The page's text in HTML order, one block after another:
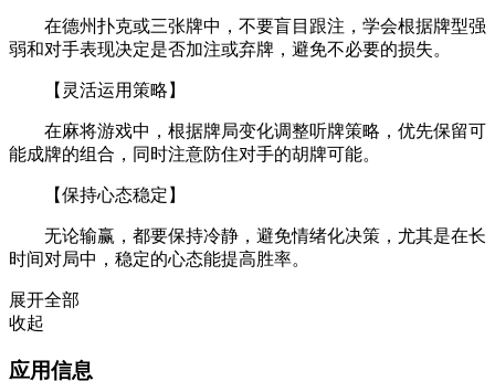
在德州扑克或三张牌中，不要盲目跟注，学会根据牌型强
弱和对手表现决定是否加注或弃牌，避免不必要的损失。
【灵活运用策略】
在麻将游戏中，根据牌局变化调整听牌策略，优先保留可
能成牌的组合，同时注意防住对手的胡牌可能。
【保持心态稳定】
无论输赢，都要保持冷静，避免情绪化决策，尤其是在长
时间对局中，稳定的心态能提高胜率。
展开全部
收起
应用信息